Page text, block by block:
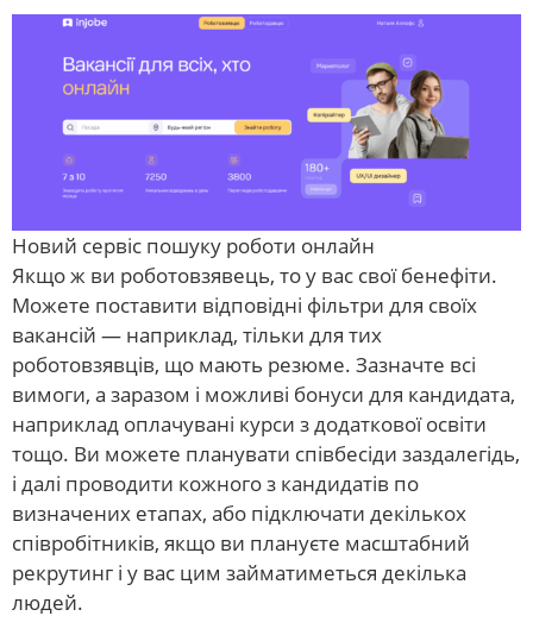
Новий сервіс пошуку роботи онлайн
Якщо ж ви роботовзявець, то у вас свої бенефіти.
Можете поставити відповідні фільтри для своїх
вакансій — наприклад, тільки для тих
роботовзявців, що мають резюме. Зазначте всі
вимоги, а заразом і можливі бонуси для кандидата,
наприклад оплачувані курси з додаткової освіти
тощо. Ви можете планувати співбесіди заздалегідь,
і далі проводити кожного з кандидатів по
визначених етапах, або підключати декількох
співробітників, якщо ви плануєте масштабний
рекрутинг і у вас цим займатиметься декілька
людей.